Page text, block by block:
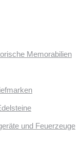
Memorabilien
und Feuerzeuge